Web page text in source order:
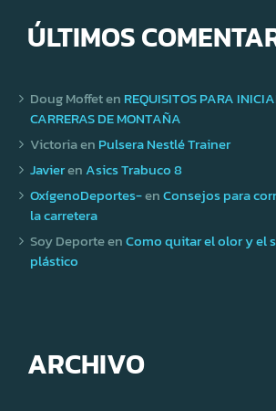
ÚLTIMOS
Doug Moffeten REQUISITOS PARA
CARRERAS DE MONTAÑA
Victoriaen Pulsera Nestlé Trainer
JavierenAsics Trabuco 8
OxígenoDeportes-enConsejos para
la carretera
Soy DeporteenComo quitar el olor y el
plástico
ARCHIVO